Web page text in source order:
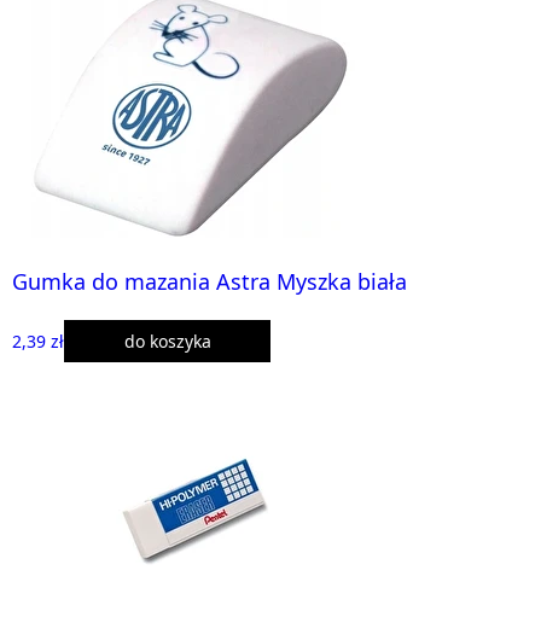
Gumka do mazania Astra Myszka biała
2,39 zł do koszyka